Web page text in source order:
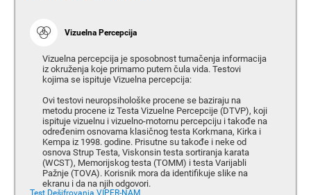
Vizuelna Percepcija
Vizuelna percepcija je sposobnost tumačenja informacija
iz okruženja koje primamo putem čula vida. Testovi
kojima se ispituje Vizuelna percepcija:
Ovi testovi neuropsihološke procene se baziraju na
metodu procene iz Testa Vizuelne Percepcije (DTVP), koji
ispituje vizuelnu i vizuelno-motornu percepciju i takođe na
određenim osnovama klasičnog testa Korkmana, Kirka i
Kempa iz 1998. godine. Prisutne su takođe i neke od
osnova Strup Testa, Viskonsin testa sortiranja karata
(WCST), Memorijskog testa (TOMM) i testa Varijabli
Pažnje (TOVA). Korisnik mora da identifikuje slike na
ekranu i da na njih odgovori.
Test Dešifrovanja VIPER-NAM